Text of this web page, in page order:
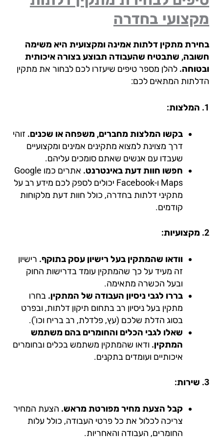
בחדרה
מתקין דלתות אמינה ומקצועית היא משימה
שתבטיח שהעבודה תבוצע בצורה איכותית
להלן מספר טיפים שיעזרו לכם לבחור את מתקין
המתאים לכם:
בקשו המלצות מחברים, משפחה או שכנים.זוהי
דרך מצוינת למצוא מתקינים אמינים ומקצועיים
שעבדו עם אנשים שאתם סומכים עליהם.
חפשו חוות דעת באינטרנט.
אתרים כמו Google
Maps ו-Facebook יכולים לספק לכם מידע רב על
מתקיני דלתות בחדרה, כולל חוות דעת מלקוחות
קודמים.
וודאו שהמתקין בעל רישיון עסק בתוקף.רישיון
זה מעיד על כך שהמתקין עומד בדרישות החוק
ובעל הכשרה מתאימה.
בררו לגבי ניסיון העבודה של המתקין.בחרו
מתקין בעל ניסיון רב בתחום תיקון דלתות, ובפרט
בסוג הדלת שלכם (עץ, פלדלת, רב בריח וכו').
שאלו לגבי הכלים והחומרים בהם משתמש
המתקין.ודאו שהמתקין משתמש בכלים ובחומרים
איכותיים ועומדים בתקנים.
קבל הצעת מחיר מפורטת מראש.הצעת המחיר
צריכה לכלול את כל פרטי העבודה, כולל עלות
החומרים, העבודה והאחריות.